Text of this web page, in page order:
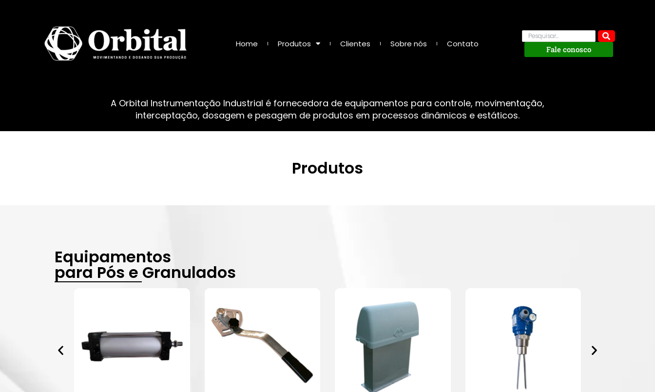
Home Produtos Clientes Sobre nós Contato
Fale conosco
A Orbital Instrumentação Industrial é fornecedora de equipamentos para controle, movimentação,
interceptação, dosagem e pesagem de produtos em processos dinâmicos e estáticos.
Produtos
Equipamentos
para Pós e Granulados